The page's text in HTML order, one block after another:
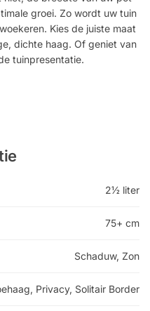
groei. Zo wordt uw tuin
Kies de juiste maat
dichte haag. Of geniet van
tuinpresentatie.
2½ liter
75+ cm
Schaduw, Zon
Privacy, Solitair Border